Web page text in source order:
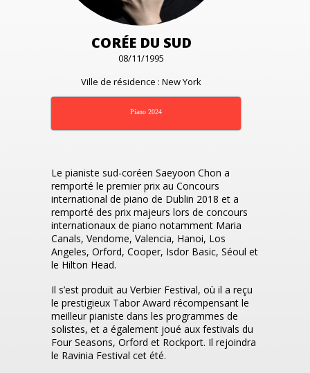
CORÉE DU SUD
08/11/1995
Ville de résidence : New York
Piano 2024
Le pianiste sud-coréen Saeyoon Chon a
remporté le premier prix au Concours
international de piano de Dublin 2018 et a
remporté des prix majeurs lors de concours
internationaux de piano notamment Maria
Canals, Vendome, Valencia, Hanoi, Los
Angeles, Orford, Cooper, Isdor Basic, Séoul et
le Hilton Head.
Il s’est produit au Verbier Festival, où il a reçu
le prestigieux Tabor Award récompensant le
meilleur pianiste dans les programmes de
solistes, et a également joué aux festivals du
Four Seasons, Orford et Rockport. Il rejoindra
le Ravinia Festival cet été.